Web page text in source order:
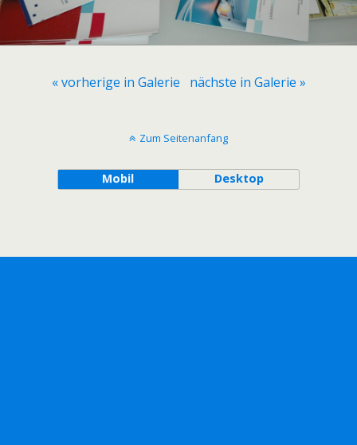
« vorherige in Galerie nächste in Galerie »
Zum Seitenanfang
Mobil Desktop